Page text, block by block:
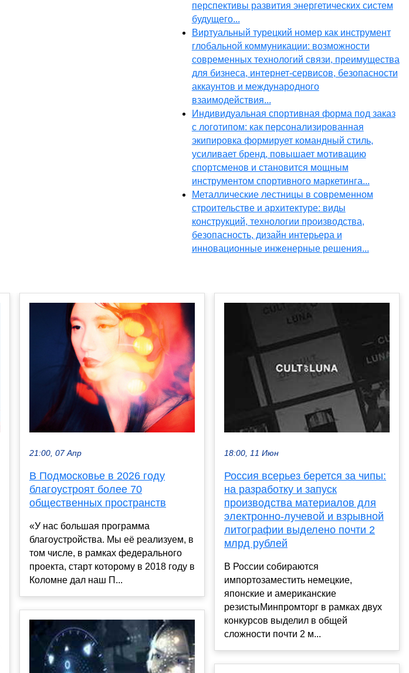
перспективы развития энергетических систем
будущего...
Виртуальный турецкий номер как инструмент
глобальной коммуникации: возможности
современных технологий связи, преимущества
для бизнеса, интернет-сервисов, безопасности
аккаунтов и международного
взаимодействия...
Индивидуальная спортивная форма под заказ
с логотипом: как персонализированная
экипировка формирует командный стиль,
усиливает бренд, повышает мотивацию
спортсменов и становится мощным
инструментом спортивного маркетинга...
Металлические лестницы в современном
строительстве и архитектуре: виды
конструкций, технологии производства,
безопасность, дизайн интерьера и
инновационные инженерные решения...
21:00, 07 Апр
В Подмосковье в 2026 году
благоустроят более 70
общественных пространств
«У нас большая программа
благоустройства. Мы её реализуем, в
том числе, в рамках федерального
проекта, старт которому в 2018 году в
Коломне дал наш П...
18:00, 11 Июн
Россия всерьез берется за чипы:
на разработку и запуск
производства материалов для
электронно-лучевой и взрывной
литографии выделено почти 2
млрд рублей
В России собираются
импортозаместить немецкие,
японские и американские
резистыМинпромторг в рамках двух
конкурсов выделил в общей
сложности почти 2 м...